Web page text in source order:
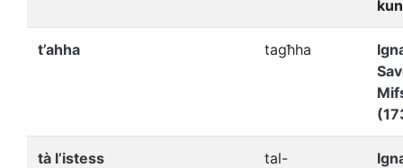
t’ahha tagħha
tà l’istess tal-